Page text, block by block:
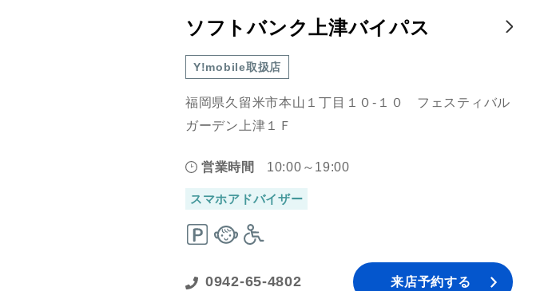
ソフトバンク上津バイパス
Y!mobile取扱店
福岡県久留米市本山１丁目１０‐１０ フェスティバル
ガーデン上津１Ｆ
営業時間 10:00～19:00
スマホアドバイザー
0942-65-4802 来店予約する